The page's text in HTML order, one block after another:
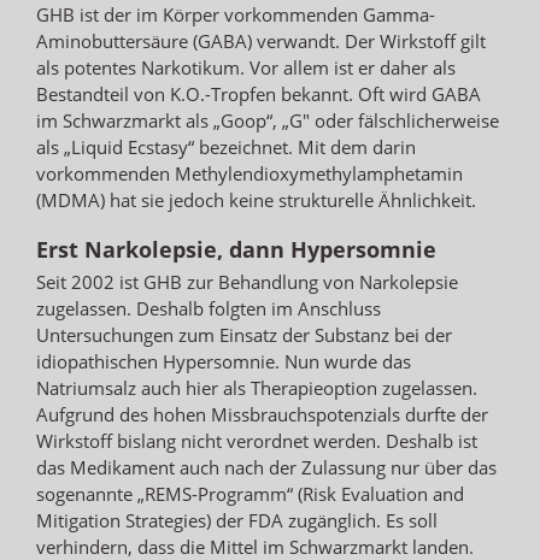
GHB ist der im Körper vorkommenden Gamma-
Aminobuttersäure (GABA) verwandt. Der Wirkstoff gilt
als potentes Narkotikum. Vor allem ist er daher als
Bestandteil von K.O.-Tropfen bekannt. Oft wird GABA
im Schwarzmarkt als „Goop“, „G" oder fälschlicherweise
als „Liquid Ecstasy“ bezeichnet. Mit dem darin
vorkommenden Methylendioxymethylamphetamin
(MDMA) hat sie jedoch keine strukturelle Ähnlichkeit.
Erst Narkolepsie, dann Hypersomnie
Seit 2002 ist GHB zur Behandlung von Narkolepsie
zugelassen. Deshalb folgten im Anschluss
Untersuchungen zum Einsatz der Substanz bei der
idiopathischen Hypersomnie. Nun wurde das
Natriumsalz auch hier als Therapieoption zugelassen.
Aufgrund des hohen Missbrauchspotenzials durfte der
Wirkstoff bislang nicht verordnet werden. Deshalb ist
das Medikament auch nach der Zulassung nur über das
sogenannte „REMS-Programm“ (Risk Evaluation and
Mitigation Strategies) der FDA zugänglich. Es soll
verhindern, dass die Mittel im Schwarzmarkt landen.